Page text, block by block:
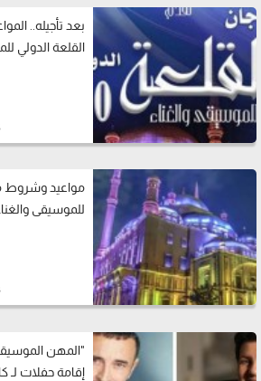
بعد تأجيله..
القلعة الدولي
15
مواعيد وشروط
للموسيقى
13
"المهن
إقامة حفلات لـ